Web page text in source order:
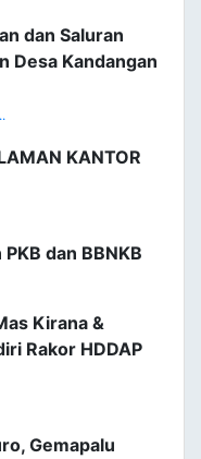
dan Saluran
Desa Kandangan
KANTOR
dan BBNKB
Kirana &
Rakor HDDAP
Gemapalu